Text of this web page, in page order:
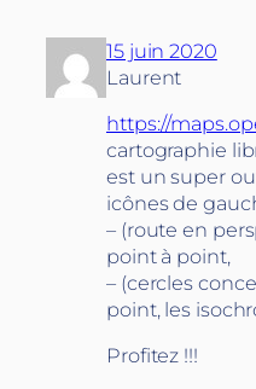
15 juin 2020
Laurent
https://
cartographie
est un super
icônes de
– (route en
point à point,
– (cercles
point, les
Profitez !!!